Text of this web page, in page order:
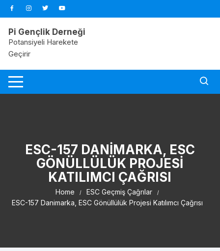
Skip
to
content
Pi Gençlik Derneği
Potansiyeli Harekete
Geçirir
ESC-157 DANIMARKA, ESC
GÖNÜLLÜLÜK PROJESI
KATILIMCI ÇAĞRISI
Home
ESC Geçmiş Çağrılar
ESC-157 Danimarka, ESC Gönüllülük Projesi Katılımcı Çağrısı